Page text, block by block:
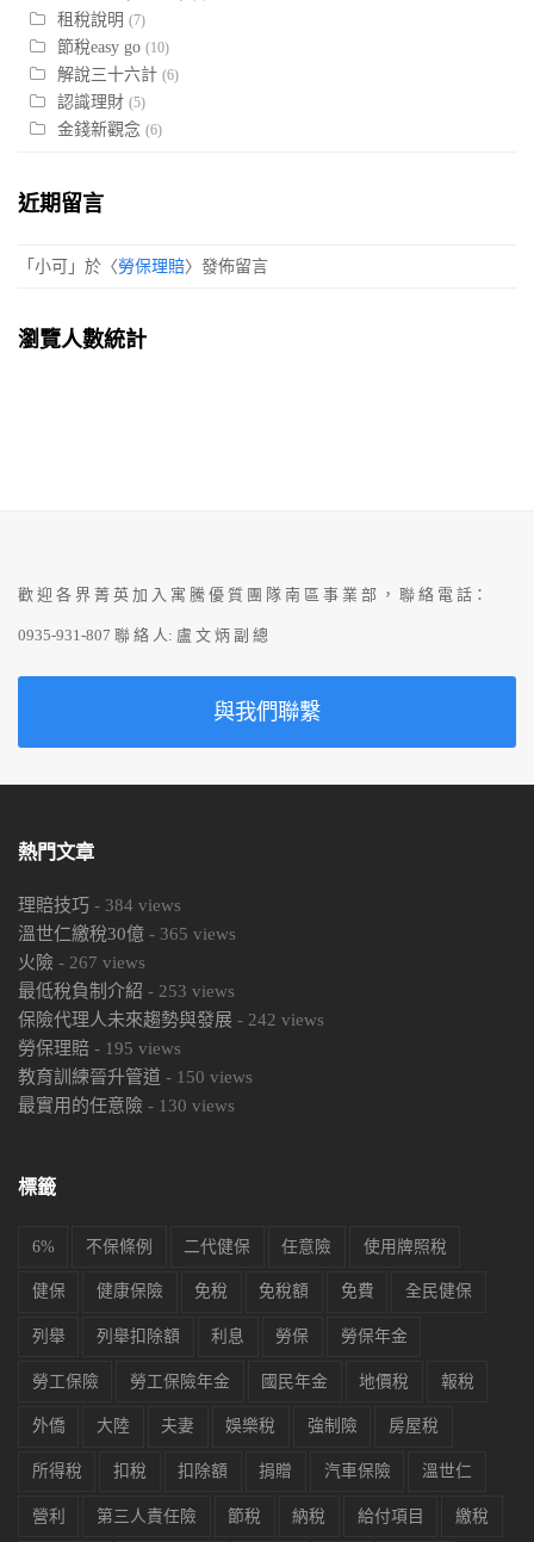
租稅說明 (7)
節稅easy go (10)
解說三十六計 (6)
認識理財 (5)
金錢新觀念 (6)
近期留言
「 小可 」於〈勞保理賠〉發佈留言
瀏覽人數統計
歡 迎 各 界 菁 英 加 入 寓 騰 優 質 團 隊 南 區 事 業 部 ， 聯 絡 電 話：
0935-931-807 聯 絡 人: 盧 文 炳 副 總
與我們聯繫
熱門文章
理賠技巧 - 384 views
溫世仁繳稅30億 - 365 views
火險 - 267 views
最低稅負制介紹 - 253 views
保險代理人未來趨勢與發展 - 242 views
勞保理賠 - 195 views
教育訓練晉升管道 - 150 views
最實用的任意險 - 130 views
標籤
6% 不保條例 二代健保 任意險 使用牌照稅
健保 健康保險 免稅 免稅額 免費 全民健保
列舉 列舉扣除額 利息 勞保 勞保年金
勞工保險 勞工保險年金 國民年金 地價稅 報稅
外僑 大陸 夫妻 娛樂稅 強制險 房屋稅
所得稅 扣稅 扣除額 捐贈 汽車保險 溫世仁
營利 第三人責任險 節稅 納稅 給付項目 繳稅